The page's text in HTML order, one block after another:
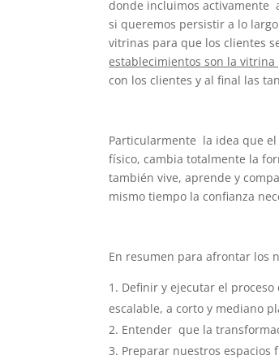
donde incluimos activamente
si queremos persistir a lo
vitrinas para que los clientes
establecimientos son la
con los clientes y al final las
Particularmente la idea que
físico, cambia totalmente la
también vive, aprende y
mismo tiempo la confianza
En resumen para afrontar los
Definir y ejecutar el
escalable, a corto y mediano
Entender que la
Preparar nuestros espacios